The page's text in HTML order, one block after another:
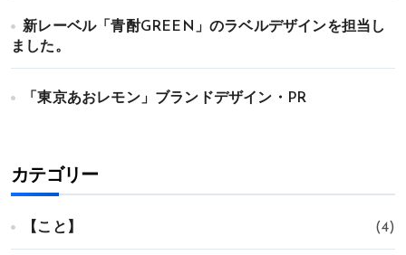
新レーベル「青酎GREEN」のラベルデザインを担当し
ました。
「東京あおレモン」ブランドデザイン・PR
カテゴリー
【こと】 (4)